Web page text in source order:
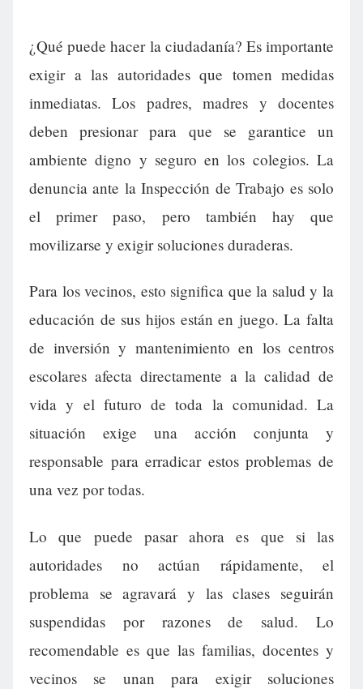
¿Qué puede hacer la ciudadanía? Es importante
exigir a las autoridades que tomen medidas
inmediatas. Los padres, madres y docentes
deben presionar para que se garantice un
ambiente digno y seguro en los colegios. La
denuncia ante la Inspección de Trabajo es solo
el primer paso, pero también hay que
movilizarse y exigir soluciones duraderas.
Para los vecinos, esto significa que la salud y la
educación de sus hijos están en juego. La falta
de inversión y mantenimiento en los centros
escolares afecta directamente a la calidad de
vida y el futuro de toda la comunidad. La
situación exige una acción conjunta y
responsable para erradicar estos problemas de
una vez por todas.
Lo que puede pasar ahora es que si las
autoridades no actúan rápidamente, el
problema se agravará y las clases seguirán
suspendidas por razones de salud. Lo
recomendable es que las familias, docentes y
vecinos se unan para exigir soluciones